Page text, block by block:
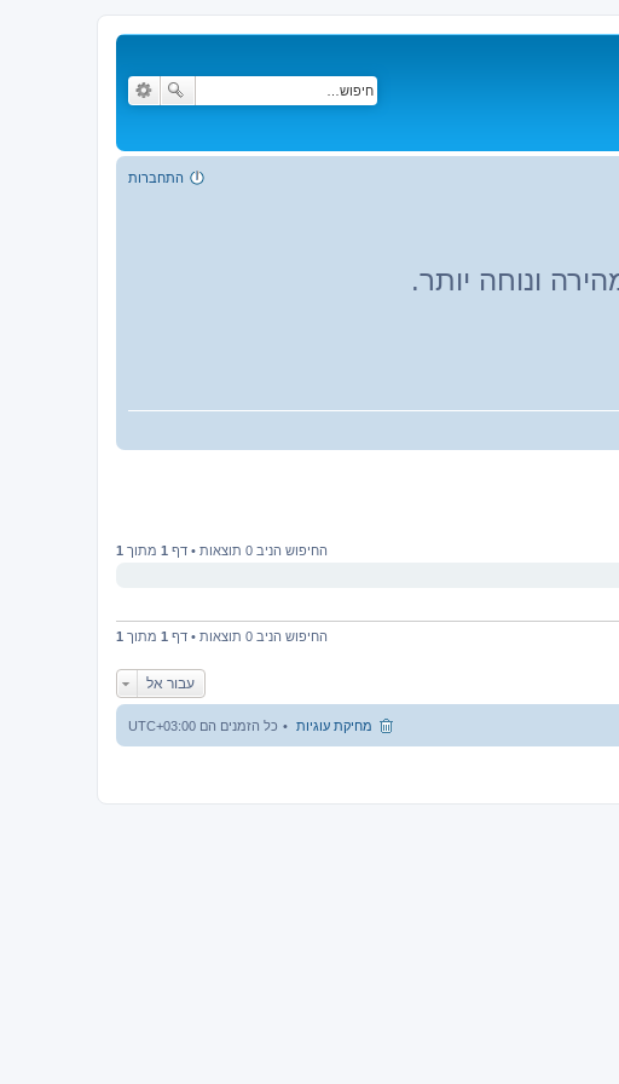
התחברות
ונוחה יותר.
החיפוש הניב 0 תוצאות • דף 1 מתוך 1
החיפוש הניב 0 תוצאות • דף 1 מתוך 1
עבור אל
כל הזמנים הם UTC+03:00 מחיקת עוגיות